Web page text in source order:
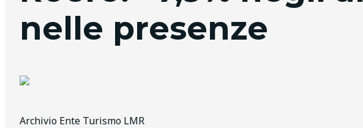
nelle presenze
Archivio Ente Turismo LMR